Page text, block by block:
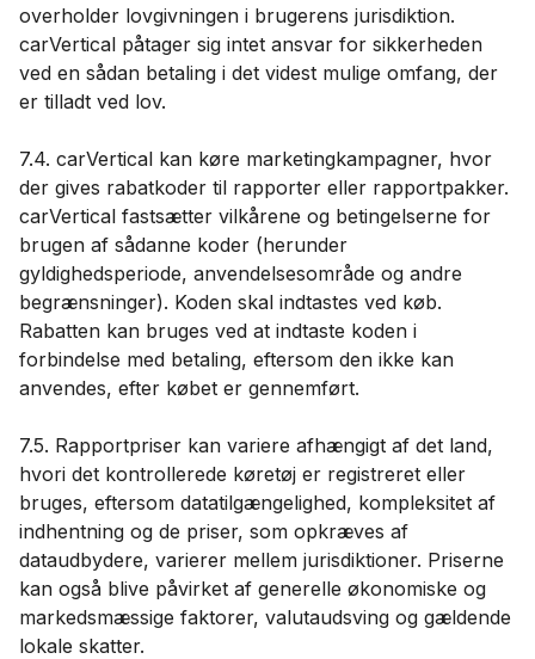
overholder lovgivningen i brugerens jurisdiktion.
carVertical påtager sig intet ansvar for sikkerheden
ved en sådan betaling i det videst mulige omfang, der
er tilladt ved lov.
7.4. carVertical kan køre marketingkampagner, hvor
der gives rabatkoder til rapporter eller rapportpakker.
carVertical fastsætter vilkårene og betingelserne for
brugen af ​​sådanne koder (herunder
gyldighedsperiode, anvendelsesområde og andre
begrænsninger). Koden skal indtastes ved køb.
Rabatten kan bruges ved at indtaste koden i
forbindelse med betaling, eftersom den ikke kan
anvendes, efter købet er gennemført.
7.5. Rapportpriser kan variere afhængigt af det land,
hvori det kontrollerede køretøj er registreret eller
bruges, eftersom datatilgængelighed, kompleksitet af
indhentning og de priser, som opkræves af
dataudbydere, varierer mellem jurisdiktioner. Priserne
kan også blive påvirket af generelle økonomiske og
markedsmæssige faktorer, valutaudsving og gældende
lokale skatter.